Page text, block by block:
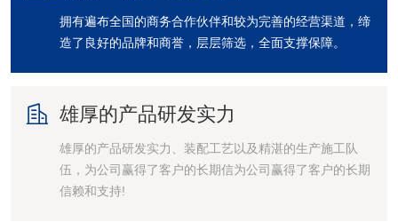
拥有遍布全国的商务合作伙伴和较为完善的经营渠道，缔
造了良好的品牌和商誉，层层筛选，全面支撑保障。
 雄厚的产品研发实力
雄厚的产品研发实力、装配工艺以及精湛的生产施工队
伍，为公司赢得了客户的长期信为公司赢得了客户的长期
信赖和支持!